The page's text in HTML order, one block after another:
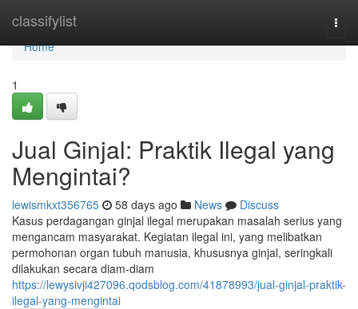
classifylist
Home
Home
1
Jual Ginjal: Praktik Ilegal yang
Mengintai?
lewismkxt356765 58 days ago News
Discuss
Kasus perdagangan ginjal ilegal merupakan masalah serius yang
mengancam masyarakat. Kegiatan ilegal ini, yang melibatkan
permohonan organ tubuh manusia, khususnya ginjal, seringkali
dilakukan secara diam-diam
https://lewysivji427096.qodsblog.com/41878993/jual-ginjal-praktik-
ilegal-yang-mengintai